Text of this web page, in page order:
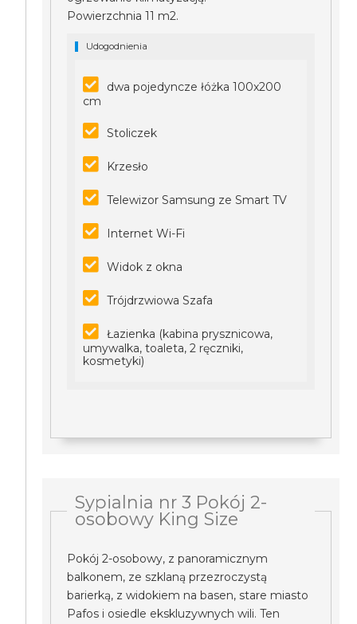
Powierzchnia 11 m2.
Udogodnienia
dwa pojedyncze łóżka 100x200
cm
Stoliczek
Krzesło
Telewizor Samsung ze Smart TV
Internet Wi-Fi
Widok z okna
Trójdrzwiowa Szafa
Łazienka (kabina prysznicowa,
umywalka, toaleta, 2 ręczniki,
kosmetyki)
Sypialnia nr 3 Pokój 2-
osobowy King Size
Pokój 2-osobowy, z panoramicznym
balkonem, ze szklaną przezroczystą
barierką, z widokiem na basen, stare miasto
Pafos i osiedle ekskluzywnych wili. Ten